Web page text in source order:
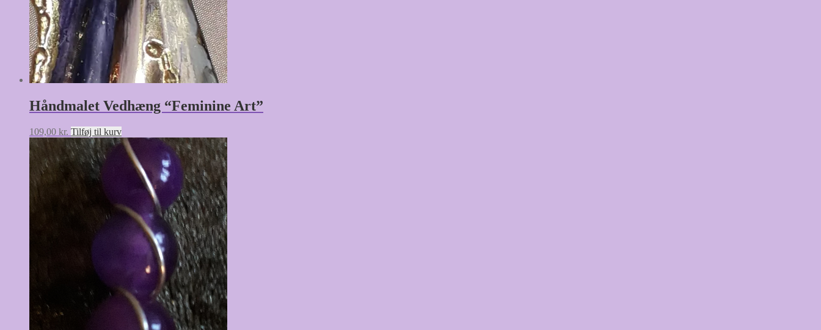
Håndmalet Vedhæng “Feminine Art”
109,00 kr. Tilføj til kurv